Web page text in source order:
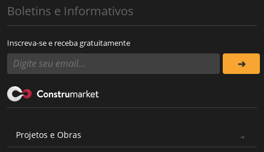
Boletins e Informativos
Inscreva-se e receba gratuitamente
Projetos e Obras